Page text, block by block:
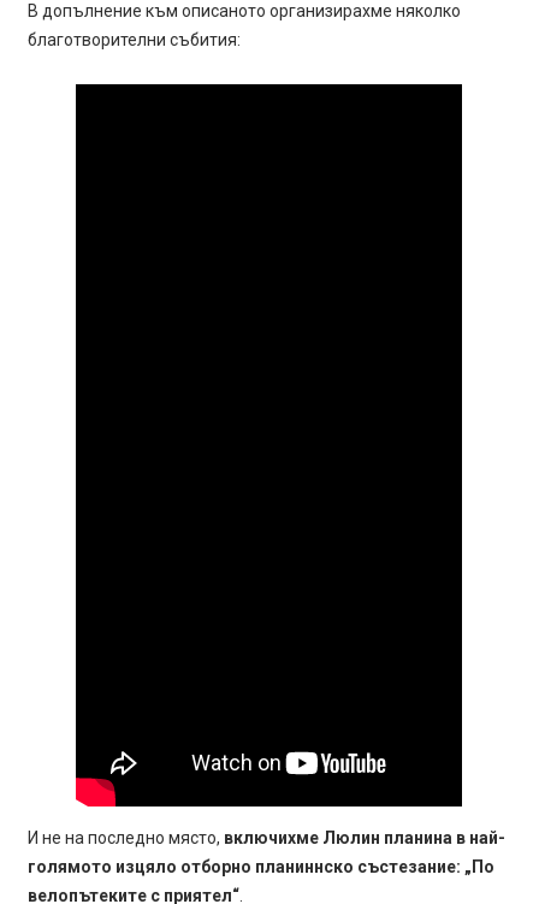
В допълнение към описаното организирахме няколко
благотворителни събития:
И не на последно място, включихме Люлин планина в най-
голямото изцяло отборно планиннско състезание: „По
велопътеките с приятел“